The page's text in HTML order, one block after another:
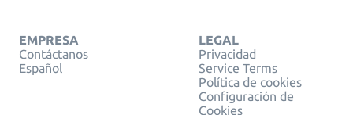
EMPRESA
Contáctanos
Español
LEGAL
Privacidad
Service Terms
Política de cookies
Configuración de
Cookies